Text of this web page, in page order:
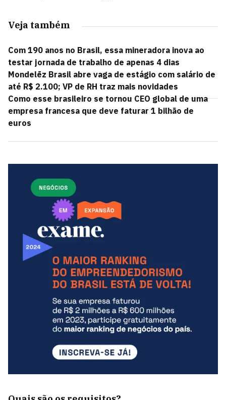
Veja também
Com 190 anos no Brasil, essa mineradora inova ao
testar jornada de trabalho de apenas 4 dias
Mondelēz Brasil abre vaga de estágio com salário de
até R$ 2.100; VP de RH traz mais novidades
Como esse brasileiro se tornou CEO global de uma
empresa francesa que deve faturar 1 bilhão de
euros